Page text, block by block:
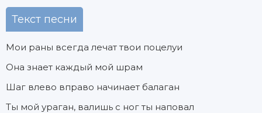
Текст песни
Мои раны всегда лечат твои поцелуи
Она знает каждый мой шрам
Шаг влево вправо начинает балаган
Ты мой ураган, валишь с ног ты наповал